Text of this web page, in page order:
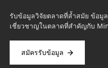
รับข้อมูลวิจัยตลาดที่ล้ำสมัย ข้อมู
เชี่ยวชาญในตลาดที่สำคัญกับ
สมัครรับข้อมูล